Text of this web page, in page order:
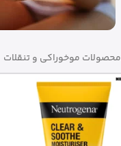
محصولات موخوراکی و تنقلات